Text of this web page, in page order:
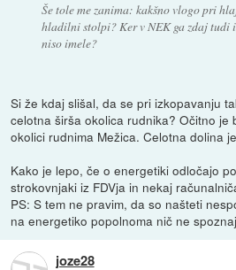
Še tole me zanima: kakšno vlogo pri
hladilni stolpi? Ker v NEK ga zdaj tudi
niso imele?
Si že kdaj slišal, da se pri izkopavanju
celotna širša okolica rudnika? Očitno je
okolici rudnima Mežica. Celotna dolina
Kako je lepo, če o energetiki odločajo
strokovnjaki iz FDVja in nekaj
PS: S tem ne pravim, da so našteti
na energetiko popolnoma nič ne
joze28